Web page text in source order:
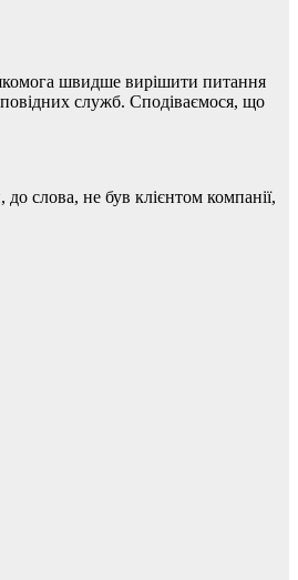
швидше вирішити питання
служб. Сподіваємося, що
слова, не був клієнтом компанії,